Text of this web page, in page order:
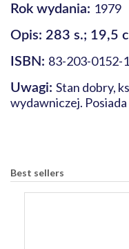
Rok wydania: 1979
Opis: 283 s.; 19,5
ISBN: 83-203-0152-1
Uwagi: Stan dobry,
wydawniczej.
Best sellers